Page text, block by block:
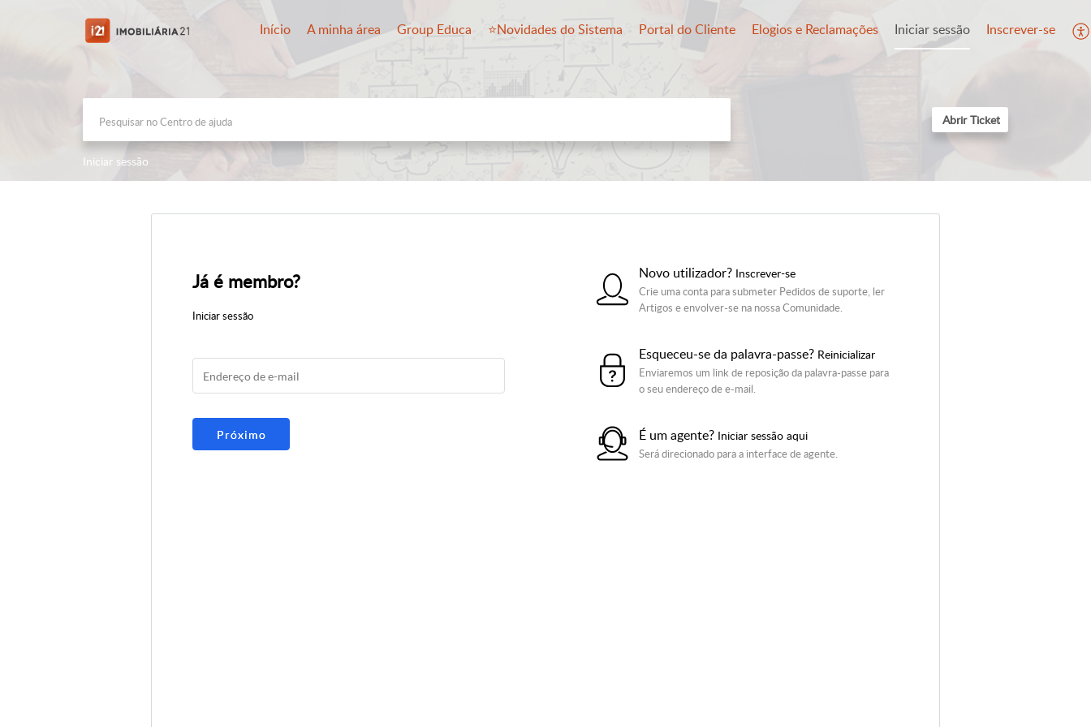
Início A minha área Group Educa ⭐️Novidades do Sistema Portal do Cliente Elogios e Reclamações Iniciar sessão Inscrever-se
Abrir Ticket
Iniciar sessão
Já é membro?
Iniciar sessão
Novo utilizador? Inscrever-se
Crie uma conta para submeter Pedidos de suporte, ler
Artigos e envolver-se na nossa Comunidade.
Esqueceu-se da palavra-passe? Reinicializar
Enviaremos um link de reposição da palavra-passe para
o seu endereço de e-mail.
É um agente? Iniciar sessão aqui
Será direcionado para a interface de agente.